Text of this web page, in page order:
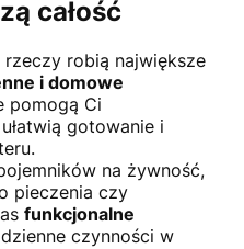
całość
rzeczy robią największe
i domowe
pomogą Ci
gotowanie i
na żywność,
pieczenia czy
funkcjonalne
czynności w